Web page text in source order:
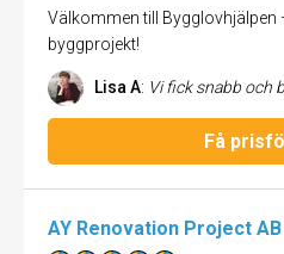
Välkommen till Bygglovhjälpen
byggprojekt!
Lisa A: Vi fick snabb och bra hjälp med vår bygglovsansökan, och Elin på bygglovshjälpen var
Få
AY Renovation Project AB